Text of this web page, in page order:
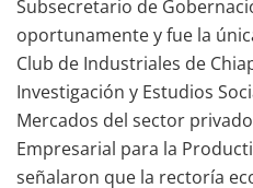
Subsecretario de
oportunamente y fue la
Club de Industriales de
Investigación y Estudios
Mercados del sector privado
Empresarial para la
señalaron que la rectoría